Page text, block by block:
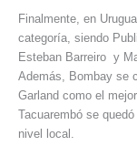
Finalmente, en
categoría, siendo
Esteban Barreiro y
Además, Bombay se
Garland como el
Tacuarembó se
nivel local.